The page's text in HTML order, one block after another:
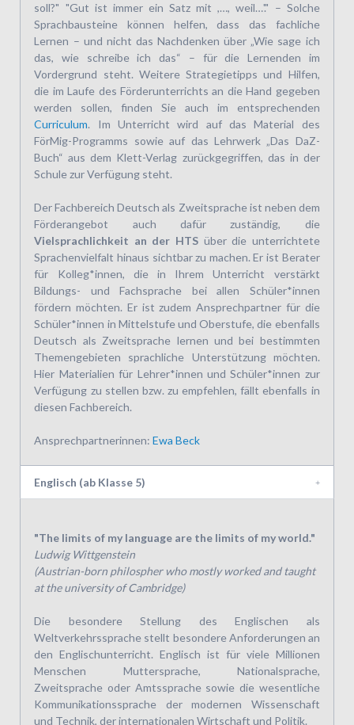
soll?" "Gut ist immer ein Satz mit ,…, weil…'." – Solche
Sprachbausteine können helfen, dass das fachliche
Lernen – und nicht das Nachdenken über „Wie sage ich
das, wie schreibe ich das“ – für die Lernenden im
Vordergrund steht. Weitere Strategietipps und Hilfen,
die im Laufe des Förderunterrichts an die Hand gegeben
werden sollen, finden Sie auch im entsprechenden
Curriculum. Im Unterricht wird auf das Material des
FörMig-Programms sowie auf das Lehrwerk „Das DaZ-
Buch“ aus dem Klett-Verlag zurückgegriffen, das in der
Schule zur Verfügung steht.
Der Fachbereich Deutsch als Zweitsprache ist neben dem
Förderangebot auch dafür zuständig, die
Vielsprachlichkeit an der HTS über die unterrichtete
Sprachenvielfalt hinaus sichtbar zu machen. Er ist Berater
für Kolleg*innen, die in Ihrem Unterricht verstärkt
Bildungs- und Fachsprache bei allen Schüler*innen
fördern möchten. Er ist zudem Ansprechpartner für die
Schüler*innen in Mittelstufe und Oberstufe, die ebenfalls
Deutsch als Zweitsprache lernen und bei bestimmten
Themengebieten sprachliche Unterstützung möchten.
Hier Materialien für Lehrer*innen und Schüler*innen zur
Verfügung zu stellen bzw. zu empfehlen, fällt ebenfalls in
diesen Fachbereich.
Ansprechpartnerinnen:Ewa Beck
Englisch (ab Klasse 5)
"The limits of my language are the limits of my world."
Ludwig Wittgenstein
(Austrian-born philospher who mostly worked and taught
at the university of Cambridge)
Die besondere Stellung des Englischen als
Weltverkehrssprache stellt besondere Anforderungen an
den Englischunterricht. Englisch ist für viele Millionen
Menschen Muttersprache, Nationalsprache,
Zweitsprache oder Amtssprache sowie die wesentliche
Kommunikationssprache der modernen Wissenschaft
und Technik, der internationalen Wirtschaft und Politik.